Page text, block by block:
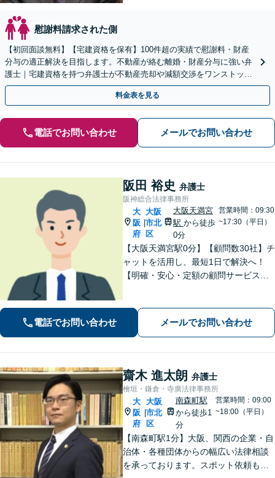
慰謝料請求された側
【初回面談無料】【宅建資格を保有】100件超の実績で慰謝料・財産
分与の適正解決を目指します。不動産が絡む離婚・財産分与に強い弁
護士｜宅建資格を持つ弁護士が不動産売却や減額交渉をワンストップ
でサポートします。
料金表を見る
電話でお問い合わせ メールでお問い合わせ
阪田 裕史 弁護士
阪神総合法律事務所
大
阪
府
大阪
市北
区
大阪天満宮
駅 から徒歩
0分
営業時間：09:30
~17:30（平日）
【大阪天満宮駅0分】【顧問数30社】チ
ャットを活用し、最短1日で解決へ！
【明確・安心・定額の顧問サービス】
者さまの負担を減らし、皆さまにとっ
て最善の解決を目指します【休日・夜
電話でお問い合わせ メールでお問い合わせ
齋木 進太朗 弁護士
檜垣・鎌倉・寺廣法律事務所
大
阪
府
大阪
市北
区
南森町駅
から徒歩1
分
営業時間：09:00
~18:00（平日）
【南森町駅1分】大阪、関西の企業・自
治体・各種団体からの幅広い法律相談
を承っております。スポット依頼も可